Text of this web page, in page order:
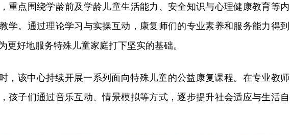
重点围绕学龄前及学龄儿童生活能力、安全知识与心理健康教育等内
学。通过理论学习与实操互动，康复师们的专业素养和服务能力得到
更好地服务特殊儿童家庭打下坚实的基础。
，该中心持续开展一系列面向特殊儿童的公益康复课程。在专业教师
孩子们通过音乐互动、情景模拟等方式，逐步提升社会适应与生活自